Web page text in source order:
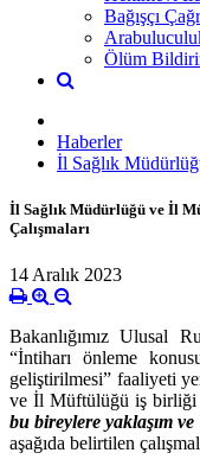
Bağışçı
Ölüm
Haberler
İl Sağlık
İl Sağlık Müdürlüğü ve İl
Çalışmaları
14 Aralık 2023
Bakanlığımız Ulusal
“İntiharı önleme
geliştirilmesi” faaliyeti
ve İl Müftülüğü iş birliği
bu bireylere yaklaşım
aşağıda belirtilen